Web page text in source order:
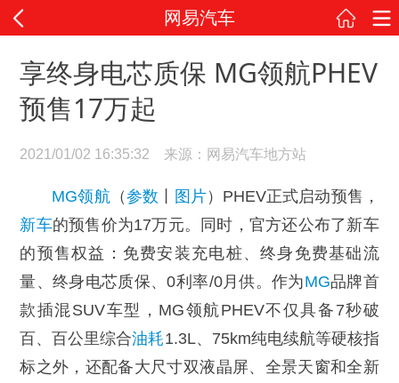
网易汽车
享终身电芯质保 MG领航PHEV
预售17万起
2021/01/02 16:35:32 来源：网易汽车地方站
MG领航（参数 图片）PHEV正式启动预售，
新车的预售价为17万元。同时，官方还公布了新车
的预售权益：免费安装充电桩、终身免费基础流
量、终身电芯质保、0利率/0月供。作为MG品牌首
款插混SUV车型，MG领航PHEV不仅具备7秒破
百、百公里综合油耗1.3L、75km纯电续航等硬核指
标之外，还配备大尺寸双液晶屏、全景天窗和全新